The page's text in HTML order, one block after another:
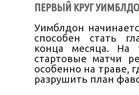
ПЕРВЫЙ КРУГ
Уимблдон
способен стать
конца месяца. На
стартовые матчи
особенно на траве,
разрушить план